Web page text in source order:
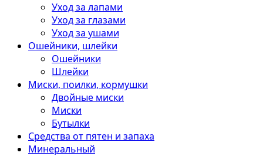
Уход за лапами
Уход за глазами
Уход за ушами
Ошейники, шлейки
Ошейники
Шлейки
Миски, поилки, кормушки
Двойные миски
Миски
Бутылки
Средства от пятен и запаха
Минеральный